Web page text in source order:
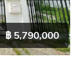
฿ 5,790,000